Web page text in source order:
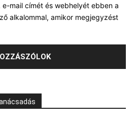
e-mail címét és webhelyét ebben a
alkalommal, amikor megjegyzést